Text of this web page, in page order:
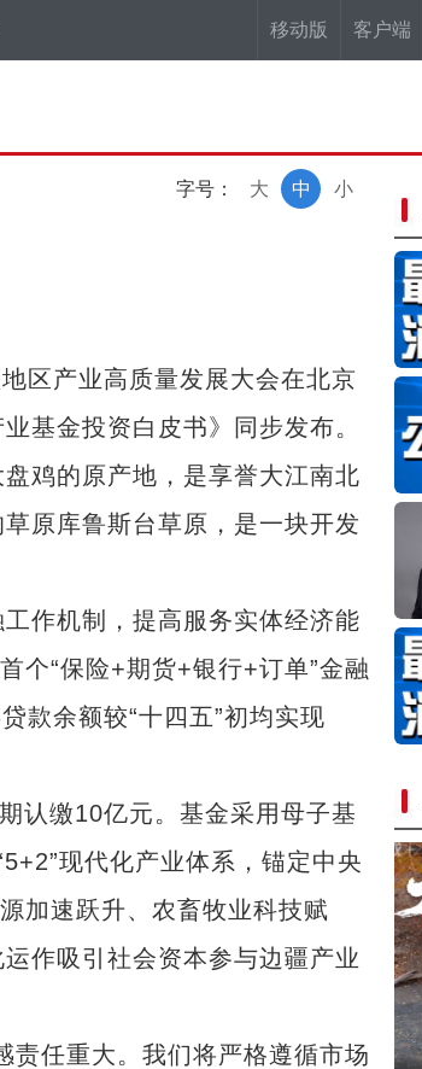
移动版 客户端
字号： 小
中
大
产业高质量发展大会在北京
基金投资白皮书》同步发布。
鸡的原产地，是享誉大江南北
原库鲁斯台草原，是一块开发
作机制，提高服务实体经济能
个“保险+期货+银行+订单”金融
款余额较“十四五”初均实现
缴10亿元。基金采用母子基
现代化产业体系，锚定中央
加速跃升、农畜牧业科技赋
作吸引社会资本参与边疆产业
任重大。我们将严格遵循市场